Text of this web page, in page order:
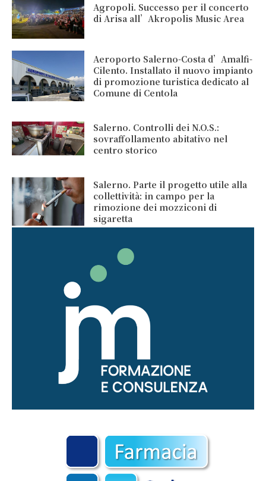
Agropoli. Successo per il concerto
di Arisa all’Akropolis Music Area
Aeroporto Salerno-Costa d’Amalfi-
Cilento. Installato il nuovo impianto
di promozione turistica dedicato al
Comune di Centola
Salerno. Controlli dei N.O.S.:
sovraffollamento abitativo nel
centro storico
Salerno. Parte il progetto utile alla
collettività: in campo per la
rimozione dei mozziconi di
sigaretta